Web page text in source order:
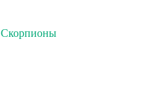
Скорпионы